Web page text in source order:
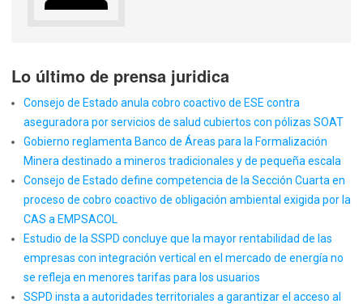
Lo último de prensa juridica
Consejo de Estado anula cobro coactivo de ESE contra
aseguradora por servicios de salud cubiertos con pólizas SOAT
Gobierno reglamenta Banco de Áreas para la Formalización
Minera destinado a mineros tradicionales y de pequeña escala
Consejo de Estado define competencia de la Sección Cuarta en
proceso de cobro coactivo de obligación ambiental exigida por la
CAS a EMPSACOL
Estudio de la SSPD concluye que la mayor rentabilidad de las
empresas con integración vertical en el mercado de energía no
se refleja en menores tarifas para los usuarios
SSPD insta a autoridades territoriales a garantizar el acceso al